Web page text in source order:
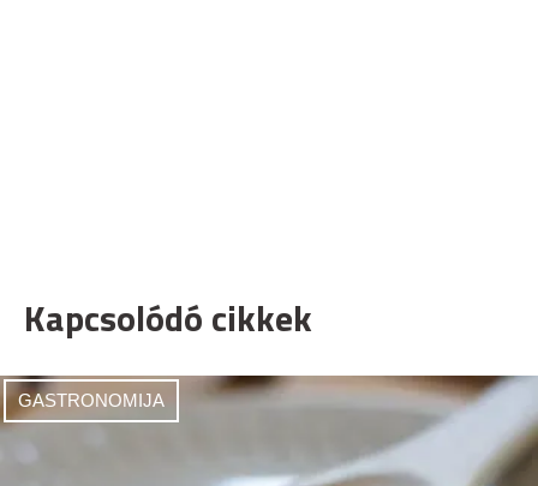
Kapcsolódó cikkek
GASTRONOMIJA